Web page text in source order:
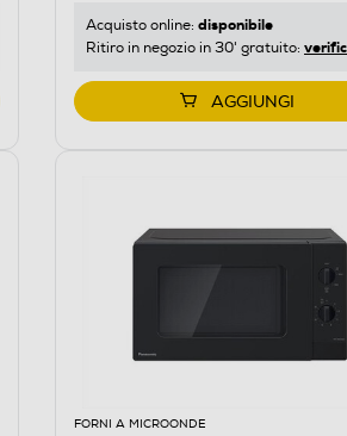
Acquisto online: disponibile
Ritiro in negozio in 30' gratuito:
AGGIUNGI
FORNI A MICROONDE